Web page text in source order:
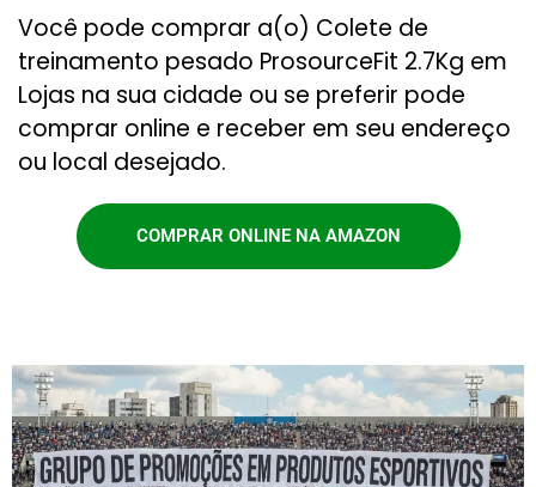
Você pode comprar a(o) Colete de
treinamento pesado ProsourceFit 2.7Kg em
Lojas na sua cidade ou se preferir pode
comprar online e receber em seu endereço
ou local desejado.
COMPRAR ONLINE NA AMAZON